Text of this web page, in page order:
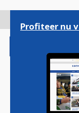
gaan
Profiteer nu